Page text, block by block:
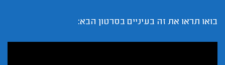
בואו תראו את זה בעיניים בסרטון הבא: